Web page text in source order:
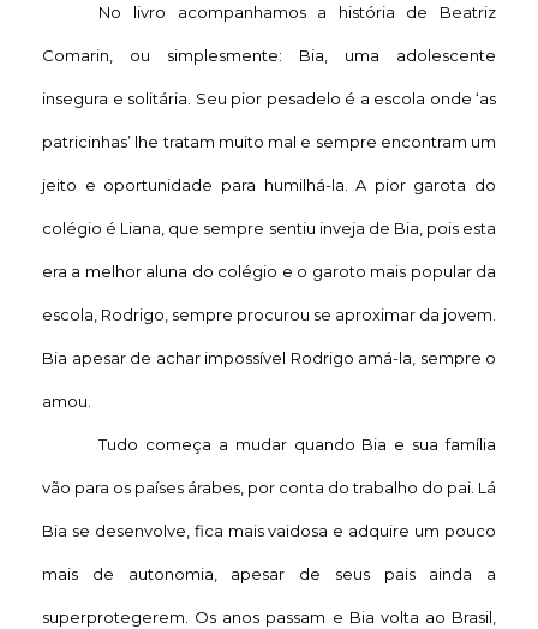
No livro acompanhamos a história de Beatriz
Comarin, ou simplesmente: Bia, uma adolescente
insegura e solitária. Seu pior pesadelo é a escola onde ‘as
patricinhas’ lhe tratam muito mal e sempre encontram um
jeito e oportunidade para humilhá-la. A pior garota do
colégio é Liana, que sempre sentiu inveja de Bia, pois esta
era a melhor aluna do colégio e o garoto mais popular da
escola, Rodrigo, sempre procurou se aproximar da jovem.
Bia apesar de achar impossível Rodrigo amá-la, sempre o
amou.
Tudo começa a mudar quando Bia e sua família
vão para os países árabes, por conta do trabalho do pai. Lá
Bia se desenvolve, fica mais vaidosa e adquire um pouco
mais de autonomia, apesar de seus pais ainda a
superprotegerem. Os anos passam e Bia volta ao Brasil,